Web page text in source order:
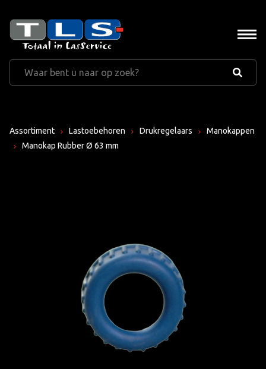
Assortiment Lastoebehoren Drukregelaars
Manokappen
Manokap Rubber Ø 63 mm